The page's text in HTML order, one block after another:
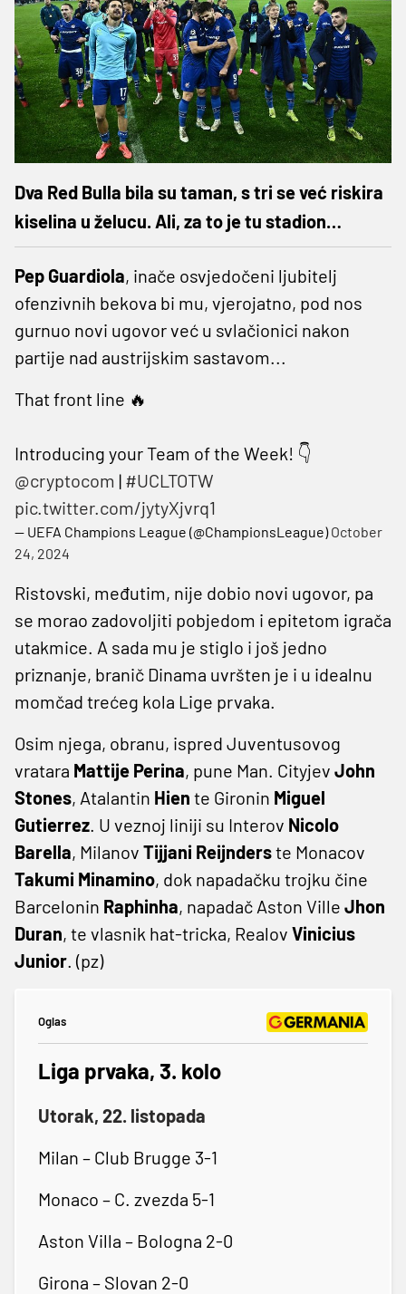
Dva Red Bulla bila su taman, s tri se već riskira
kiselina u želucu. Ali, za to je tu stadion…
Pep Guardiola, inače osvjedočeni ljubitelj
ofenzivnih bekova bi mu, vjerojatno, pod nos
gurnuo novi ugovor već u svlačionici nakon
partije nad austrijskim sastavom...
That front line 🔥
Introducing your Team of the Week! 👇
@cryptocom | #UCLTOTW
pic.twitter.com/jytyXjvrq1
— UEFA Champions League (@ChampionsLeague)October
24, 2024
Ristovski, međutim, nije dobio novi ugovor, pa
se morao zadovoljiti pobjedom i epitetom igrača
utakmice. A sada mu je stiglo i još jedno
priznanje, branič Dinama uvršten je i u idealnu
momčad trećeg kola Lige prvaka.
Osim njega, obranu, ispred Juventusovog
vratara Mattije Perina, pune Man. Cityjev John
Stones, Atalantin Hien te Gironin Miguel
Gutierrez. U veznoj liniji su Interov Nicolo
Barella, Milanov Tijjani Reijnderste Monacov
Takumi Minamino, dok napadačku trojku čine
Barcelonin Raphinha, napadač Aston Ville Jhon
Duran, te vlasnik hat-tricka, Realov Vinicius
Junior. (pz)
Oglas
Liga prvaka, 3. kolo
Utorak, 22. listopada
Milan – Club Brugge 3-1
Monaco – C. zvezda 5-1
Aston Villa – Bologna 2-0
Girona – Slovan 2-0